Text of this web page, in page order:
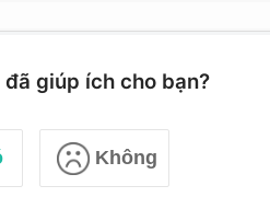
giúp ích cho bạn?
Không